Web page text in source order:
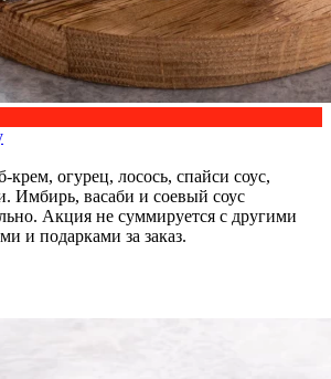
огурец, лосось, спайси соус,
Имбирь, васаби и соевый соус
Акция не суммируется с другими
и подарками за заказ.